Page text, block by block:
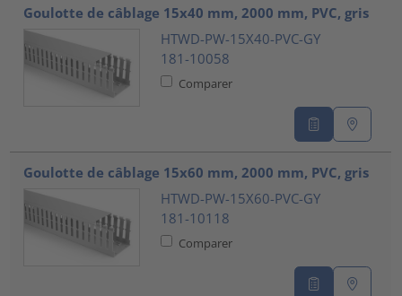
Goulotte de câblage 15x40 mm, 2000 mm, PVC, gris
HTWD-PW-15X40-PVC-GY
181-10058
Comparer
Goulotte de câblage 15x60 mm, 2000 mm, PVC, gris
HTWD-PW-15X60-PVC-GY
181-10118
Comparer